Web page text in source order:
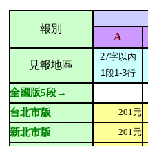
報別
A
見報地區
27字以內
1段1-3行
全國版5段→
台北市版
201元
新北市版 201元